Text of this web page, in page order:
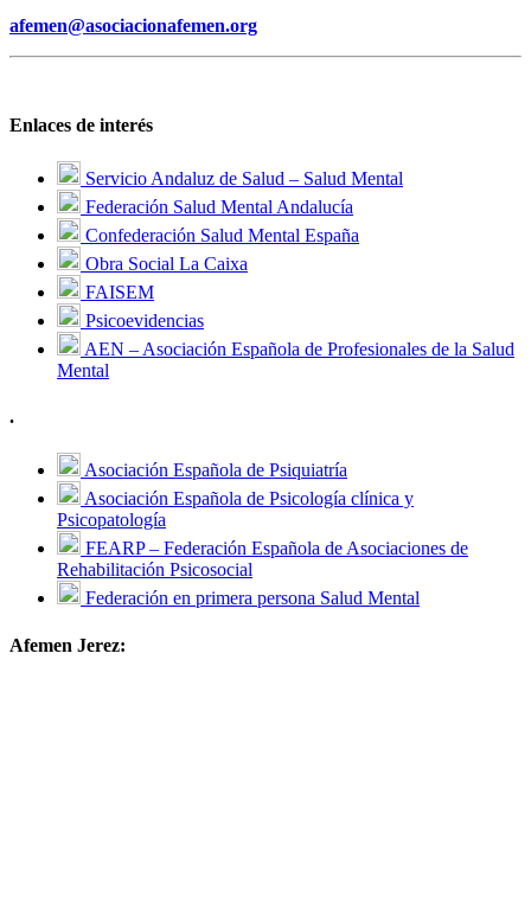
afemen@asociacionafemen.org
Enlaces de interés
Servicio Andaluz de Salud – Salud Mental
Federación Salud Mental Andalucía
Confederación Salud Mental España
Obra Social La Caixa
FAISEM
Psicoevidencias
AEN – Asociación Española de Profesionales de la Salud
Mental
.
Asociación Española de Psiquiatría
Asociación Española de Psicología clínica y
Psicopatología
FEARP – Federación Española de Asociaciones de
Rehabilitación Psicosocial
Federación en primera persona Salud Mental
Afemen Jerez: